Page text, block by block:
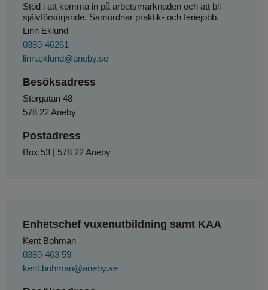
Stöd i att komma in på arbetsmarknaden och att bli
självförsörjande. Samordnar praktik- och feriejobb.
Linn Eklund
0380-46261
linn.eklund@aneby.se
Besöksadress
Storgatan 48
578 22 Aneby
Postadress
Box 53 | 578 22 Aneby
Enhetschef vuxenutbildning samt KAA
Kent Bohman
0380-463 59
kent.bohman@aneby.se